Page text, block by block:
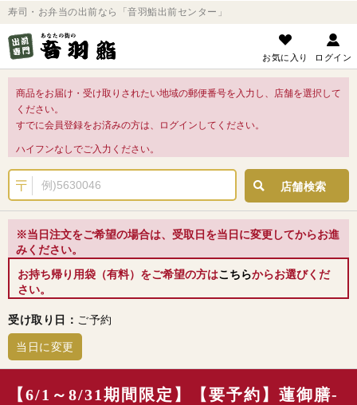
寿司・お弁当の出前なら「音羽鮨出前センター」
お気に入り ログイン
商品をお届け・受け取りされたい地域の郵便番号を入力し、店舗を選択して
ください。
すでに会員登録をお済みの方は、ログインしてください。
ハイフンなしでご入力ください。
店舗検索
※当日注文をご希望の場合は、受取日を当日に変更してからお進
みください。
お持ち帰り用袋（有料）をご希望の方はこちらからお選びくだ
さい。
受け取り日： ご予約
当日に変更
【6/1～8/31期間限定】【要予約】蓮御膳-